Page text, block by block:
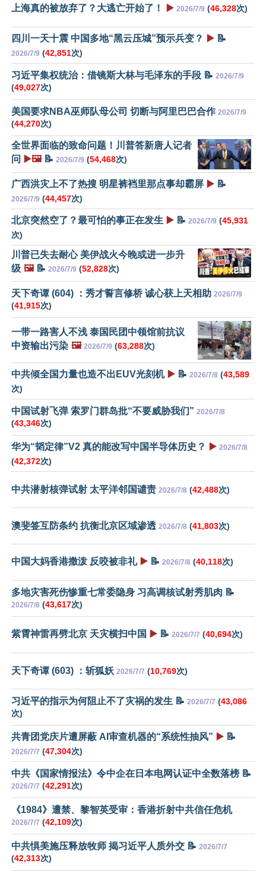
上海真的被放弃了？大逃亡开始了！ ▶️ 2026/7/9 (46,328次)
四川一天十震 中国多地“黑云压城”预示兵变？ ▶️ 📝
2026/7/9 (42,851次)
习近平集权统治：借镜斯大林与毛泽东的手段 📝 2026/7/9
(49,027次)
美国要求NBA巫师队母公司 切断与阿里巴巴合作 2026/7/9
(44,270次)
全世界面临的致命问题！川普答新唐人记者
问
▶️🖼️📝 2026/7/9 (54,468次)
广西洪灾上不了热搜 明星裤裆里那点事却霸屏 ▶️ 📝
2026/7/9 (44,457次)
北京突然空了？最可怕的事正在发生 ▶️ 📝 2026/7/9 (45,931
次)
川普已失去耐心 美伊战火今晚或进一步升
级 🖼️📝 2026/7/9 (52,828次)
天下奇谭 (604) ：秀才誓言修桥 诚心获上天相助 2026/7/9
(41,915次)
一带一路害人不浅 泰国民团中领馆前抗议
中资输出污染 🖼️ 2026/7/9 (63,288次)
中共倾全国力量也造不出EUV光刻机 ▶️ 📝 2026/7/8 (43,589
次)
中国试射飞弹 索罗门群岛批“不要威胁我们” 2026/7/8
(43,346次)
华为“韬定律”V2 真的能改写中国半导体历史？ ▶️ 2026/7/8
(42,372次)
中共潜射核弹试射 太平洋邻国谴责 2026/7/8 (42,488次)
澳斐签互防条约 抗衡北京区域渗透 2026/7/8 (41,803次)
中国大妈香港撒泼 反咬被非礼 ▶️ 📝 2026/7/8 (40,118次)
多地灾害死伤惨重七常委隐身 习高调核试射秀肌肉 📝
2026/7/8 (43,617次)
紫霄神雷再劈北京 天灾横扫中国 ▶️ 📝 2026/7/7 (40,694次)
天下奇谭 (603) ：斩狐妖 2026/7/7 (10,769次)
习近平的指示为何阻止不了灾祸的发生 📝 2026/7/7 (43,086
次)
共青团党庆片遭屏蔽 AI审查机器的“系统性抽风” ▶️ 📝
2026/7/7 (47,304次)
中共《国家情报法》令中企在日本电网认证中全数落榜 📝
2026/7/7 (42,291次)
《1984》遭禁、黎智英受审：香港折射中共信任危机
2026/7/7 (42,109次)
中共惧美施压释放牧师 揭习近平人质外交 📝 2026/7/7
(42,313次)